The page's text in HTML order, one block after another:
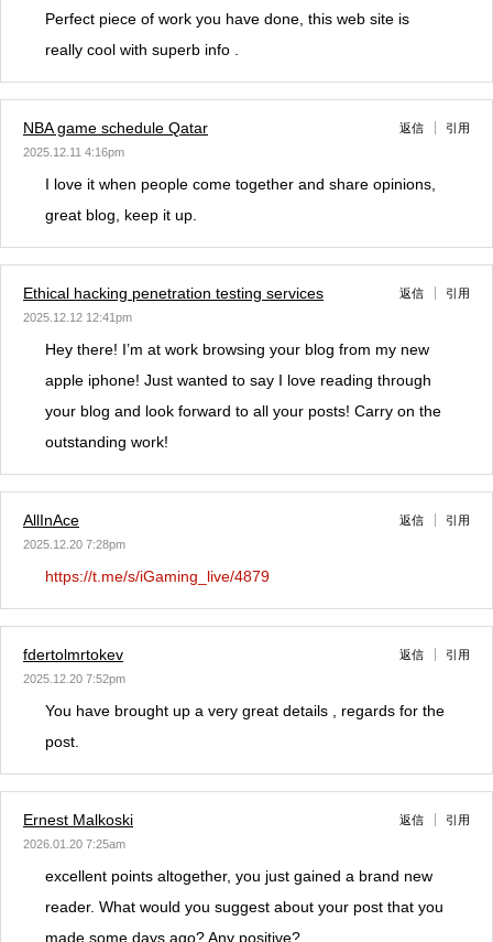
Perfect piece of work you have done, this web site is
really cool with superb info .
NBA game schedule Qatar
2025.12.11 4:16pm
返信 引用
I love it when people come together and share opinions,
great blog, keep it up.
Ethical hacking penetration testing services
2025.12.12 12:41pm
返信 引用
Hey there! I’m at work browsing your blog from my new
apple iphone! Just wanted to say I love reading through
your blog and look forward to all your posts! Carry on the
outstanding work!
AllInAce
2025.12.20 7:28pm
返信 引用
https://t.me/s/iGaming_live/4879
fdertolmrtokev
2025.12.20 7:52pm
返信 引用
You have brought up a very great details , regards for the
post.
Ernest Malkoski
2026.01.20 7:25am
返信 引用
excellent points altogether, you just gained a brand new
reader. What would you suggest about your post that you
made some days ago? Any positive?